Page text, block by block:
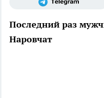
Последний раз
Наровчат